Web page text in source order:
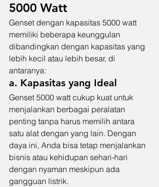
5000 Watt
Genset dengan kapasitas 5000 watt
memiliki beberapa keunggulan
dibandingkan dengan kapasitas yang
lebih kecil atau lebih besar, di
antaranya:
a. Kapasitas yang Ideal
Genset 5000 watt cukup kuat untuk
menjalankan berbagai peralatan
penting tanpa harus memilih antara
satu alat dengan yang lain. Dengan
daya ini, Anda bisa tetap menjalankan
bisnis atau kehidupan sehari-hari
dengan nyaman meskipun ada
gangguan listrik.